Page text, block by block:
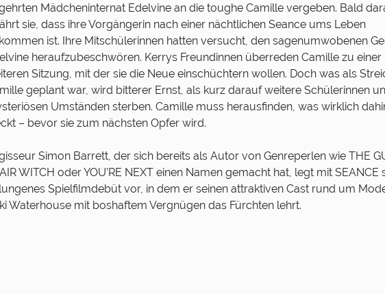
Mädcheninternat Edelvine an die toughe Camille vergeben. Bald
sie, dass ihre Vorgängerin nach einer nächtlichen Seance ums Leben
ist. Ihre Mitschülerinnen hatten versucht, den sagenumwobenen
heraufzubeschwören. Kerrys Freundinnen überreden Camille zu einer
Sitzung, mit der sie die Neue einschüchtern wollen. Doch was als
geplant war, wird bitterer Ernst, als kurz darauf weitere Schülerinnen
Umständen sterben. Camille muss herausfinden, was wirklich
– bevor sie zum nächsten Opfer wird.
Simon Barrett, der sich bereits als Autor von Genreperlen wie THE
WITCH oder YOU’RE NEXT einen Namen gemacht hat, legt mit SEANCE
Spielfilmdebüt vor, in dem er seinen attraktiven Cast rund um
Waterhouse mit boshaftem Vergnügen das Fürchten lehrt.